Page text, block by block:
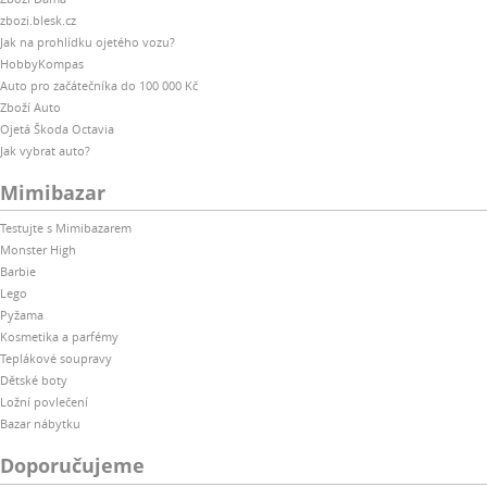
zbozi.blesk.cz
Jak na prohlídku ojetého vozu?
HobbyKompas
Auto pro začátečníka do 100 000 Kč
Zboží Auto
Ojetá Škoda Octavia
Jak vybrat auto?
Mimibazar
Testujte s Mimibazarem
Monster High
Barbie
Lego
Pyžama
Kosmetika a parfémy
Teplákové soupravy
Dětské boty
Ložní povlečení
Bazar nábytku
Doporučujeme